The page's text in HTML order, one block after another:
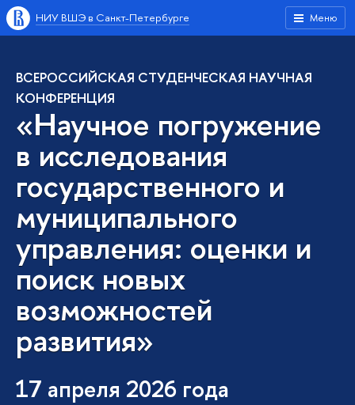
Меню
НИУ ВШЭ в Санкт-Петербурге
ВСЕРОССИЙСКАЯ СТУДЕНЧЕСКАЯ НАУЧНАЯ
КОНФЕРЕНЦИЯ
«Научное погружение
в исследования
государственного и
муниципального
управления: оценки и
поиск новых
возможностей
развития»
17 апреля 2026 года